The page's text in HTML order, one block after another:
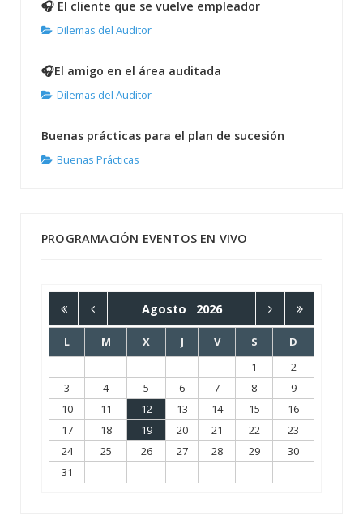
🎧 El cliente que se vuelve empleador
Dilemas del Auditor
🎧El amigo en el área auditada
Dilemas del Auditor
Buenas prácticas para el plan de sucesión
Buenas Prácticas
PROGRAMACIÓN EVENTOS EN VIVO
Agosto 2026
L M X J V S
D
1
2
3
4 5 6 7 8
9
10
11 12 13 14 15
16
17
18 19 20 21 22
23
24
25 26 27 28 29
30
31